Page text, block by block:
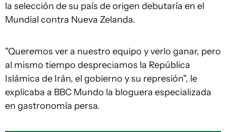
la selección de su país de origen debutaría en el
Mundial contra Nueva Zelanda.
"Queremos ver a nuestro equipo y verlo ganar, pero
al mismo tiempo despreciamos la República
Islámica de Irán, el gobierno y su represión", le
explicaba a BBC Mundo la bloguera especializada
en gastronomía persa.